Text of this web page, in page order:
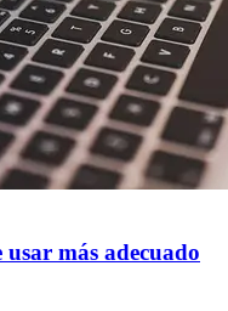
más adecuado